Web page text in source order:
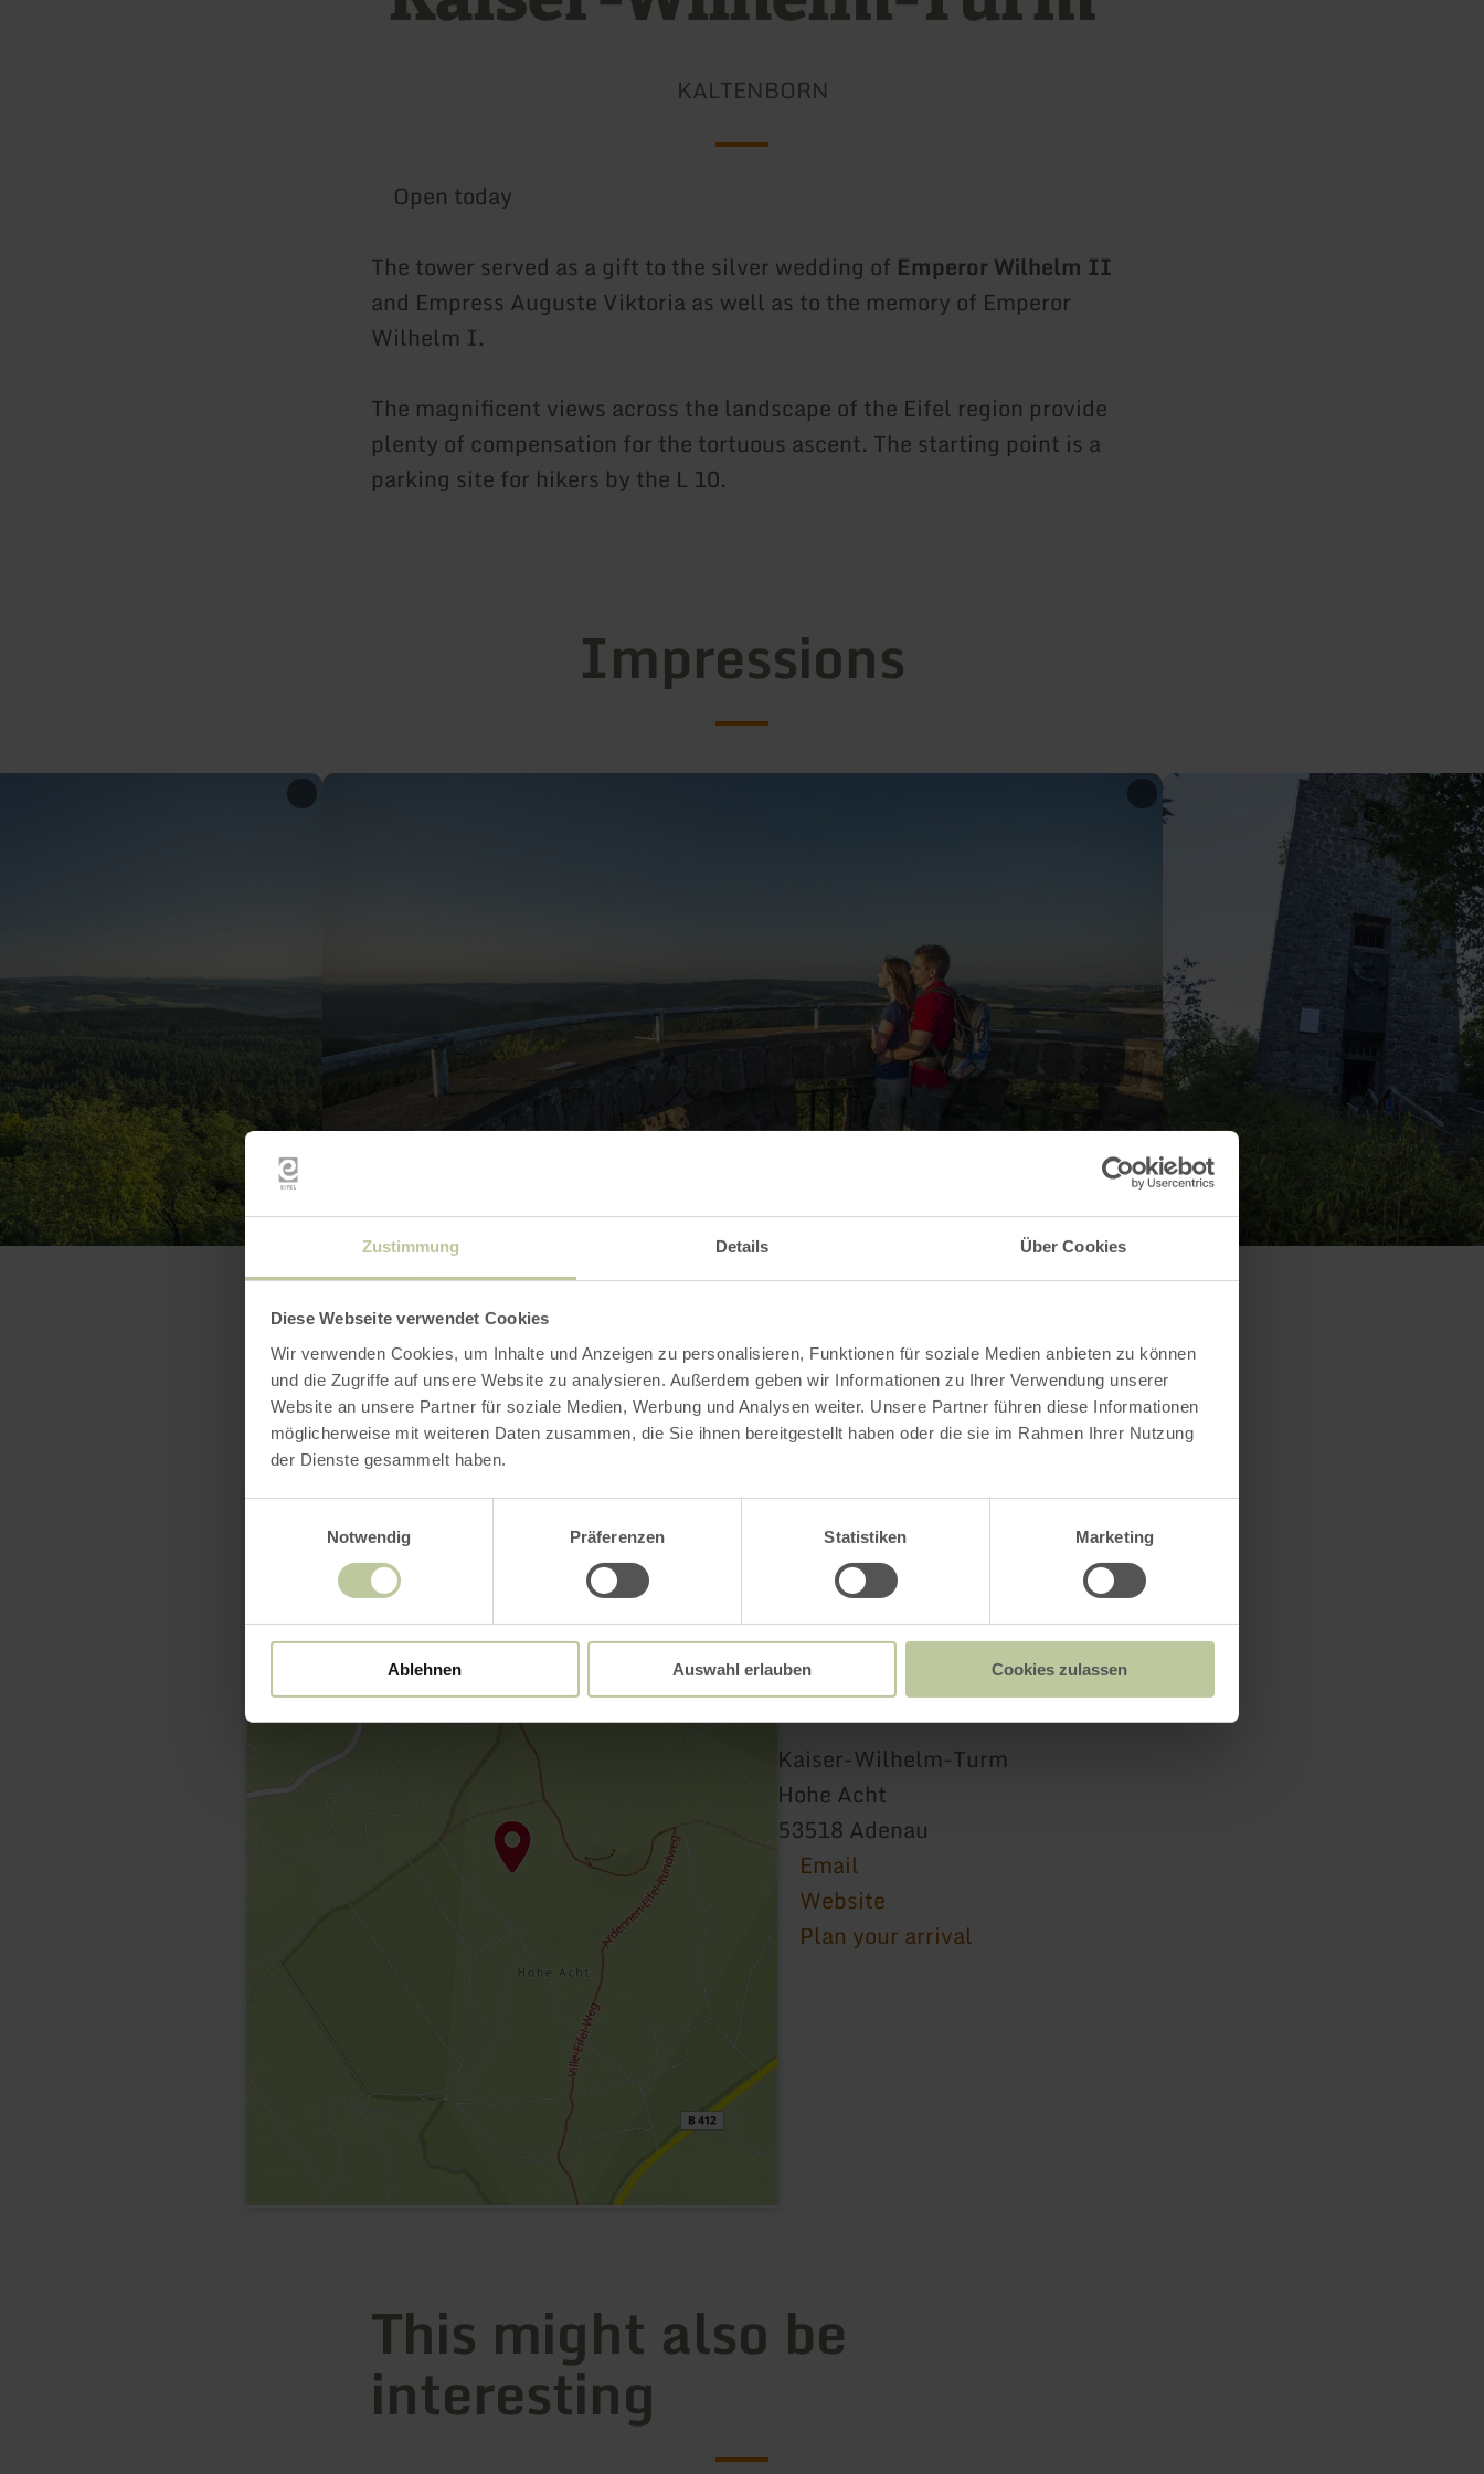
Zustimmung Details Über Cookies
Diese Webseite verwendet Cookies
Wir verwenden Cookies, um Inhalte und Anzeigen zu personalisieren, Funktionen für soziale Medien anbieten zu können
und die Zugriffe auf unsere Website zu analysieren. Außerdem geben wir Informationen zu Ihrer Verwendung unserer
Website an unsere Partner für soziale Medien, Werbung und Analysen weiter. Unsere Partner führen diese Informationen
möglicherweise mit weiteren Daten zusammen, die Sie ihnen bereitgestellt haben oder die sie im Rahmen Ihrer Nutzung
der Dienste gesammelt haben.
Notwendig
Präferenzen Statistiken Marketing
Ablehnen Auswahl erlauben Cookies zulassen
KALTENBORN
Open today
The tower served as a gift to the silver wedding of Emperor Wilhelm II
and Empress Auguste Viktoria as well as to the memory of Emperor
Wilhelm I.
The magnificent views across the landscape of the Eifel region provide
plenty of compensation for the tortuous ascent. The starting point is a
parking site for hikers by the L 10.
Impressions
Contact
Kaiser-Wilhelm-Turm
Hohe Acht
53518 Adenau
Email
Website
Plan your arrival
This might also be
interesting